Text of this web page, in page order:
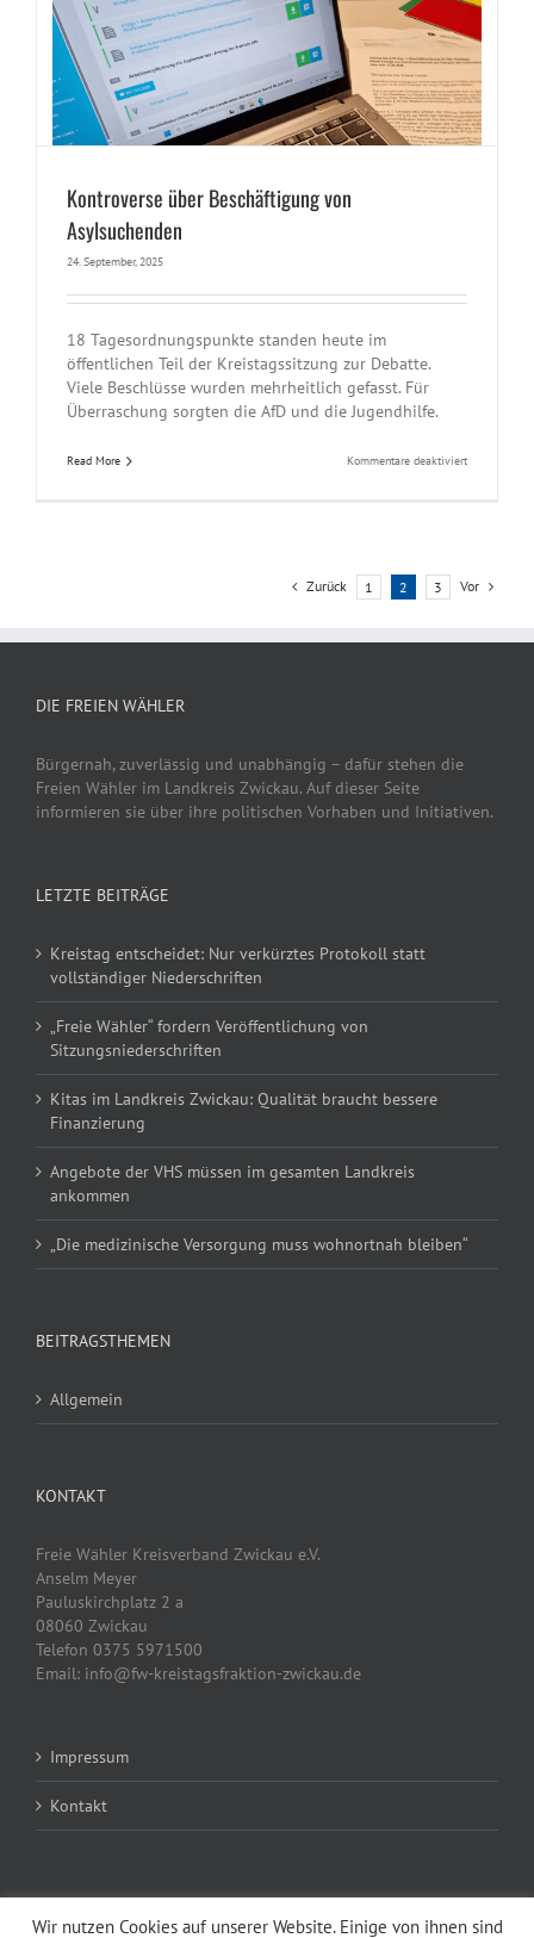
Kontroverse über Beschäftigung von
Asylsuchenden
24. September, 2025
18 Tagesordnungspunkte standen heute im
öffentlichen Teil der Kreistagssitzung zur Debatte.
Viele Beschlüsse wurden mehrheitlich gefasst. Für
Überraschung sorgten die AfD und die Jugendhilfe.
Read More Kommentare deaktiviertfür
Zurück 1 2 3 Vor
DIE FREIEN WÄHLER
Bürgernah, zuverlässig und unabhängig – dafür stehen die
Freien Wähler im Landkreis Zwickau. Auf dieser Seite
informieren sie über ihre politischen Vorhaben und Initiativen.
LETZTE BEITRÄGE
Kreistag entscheidet: Nur verkürztes Protokoll statt
vollständiger Niederschriften
„Freie Wähler“ fordern Veröffentlichung von
Sitzungsniederschriften
Kitas im Landkreis Zwickau: Qualität braucht bessere
Finanzierung
Angebote der VHS müssen im gesamten Landkreis
ankommen
„Die medizinische Versorgung muss wohnortnah bleiben“
BEITRAGSTHEMEN
Allgemein
KONTAKT
Freie Wähler Kreisverband Zwickau e.V.
Anselm Meyer
Pauluskirchplatz 2 a
08060 Zwickau
Telefon 0375 5971500
Email: info@fw-kreistagsfraktion-zwickau.de
Impressum
Kontakt
Wir nutzen Cookies auf unserer Website. Einige von ihnen sind